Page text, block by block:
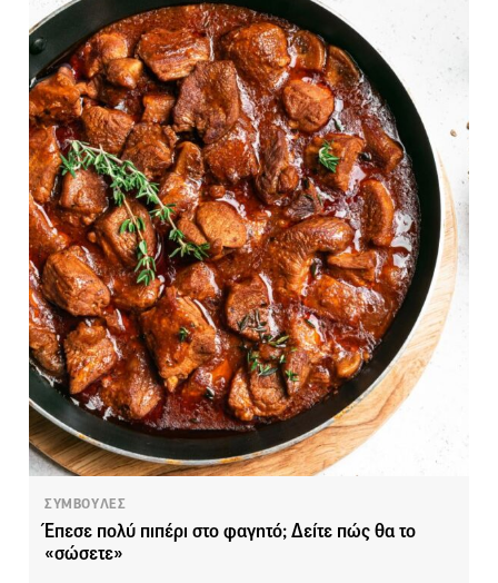
ΣΥΜΒΟΥΛΕΣ
Έπεσε πολύ πιπέρι στο φαγητό; Δείτε πώς θα το
«σώσετε»